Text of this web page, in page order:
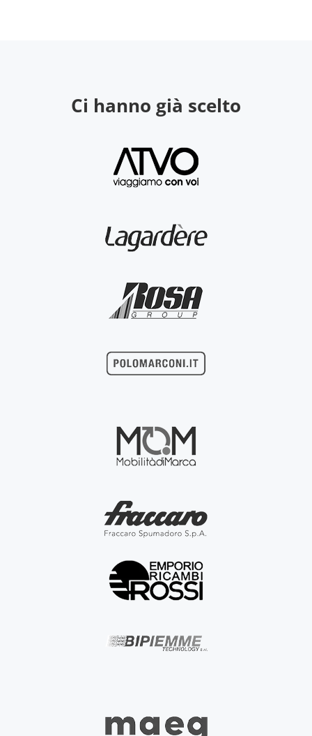
Ci hanno già scelto